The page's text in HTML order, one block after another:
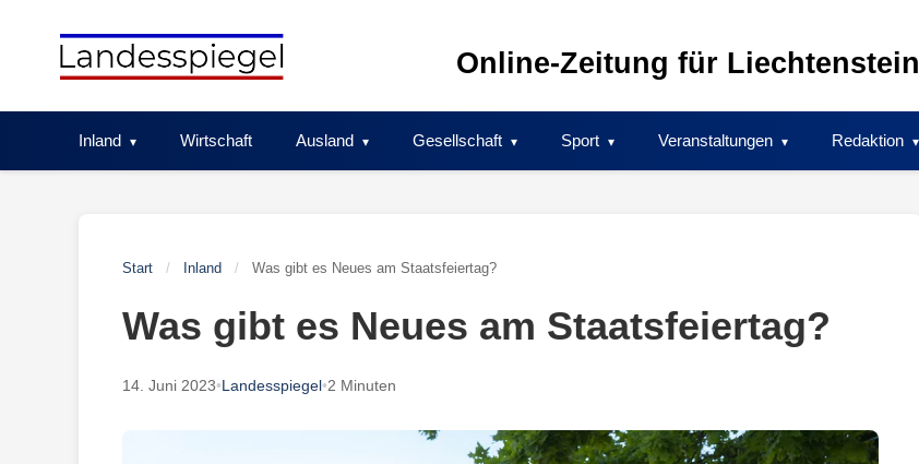
Online-Zeitung für Liechtenstein
Inland Wirtschaft Ausland Gesellschaft Sport Veranstaltungen Redaktion
Start / Inland / Was gibt es Neues am Staatsfeiertag?
Was gibt es Neues am Staatsfeiertag?
14. Juni 2023•Landesspiegel•2 Minuten